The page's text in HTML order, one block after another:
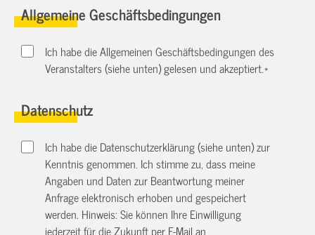
Allgemeine Geschäftsbedingungen
Ich habe die Allgemeinen Geschäftsbedingungen des
Veranstalters (siehe unten) gelesen und akzeptiert.*
Datenschutz
Ich habe die Datenschutzerklärung (siehe unten) zur
Kenntnis genommen. Ich stimme zu, dass meine
Angaben und Daten zur Beantwortung meiner
Anfrage elektronisch erhoben und gespeichert
werden. Hinweis: Sie können Ihre Einwilligung
jederzeit für die Zukunft per E-Mail an